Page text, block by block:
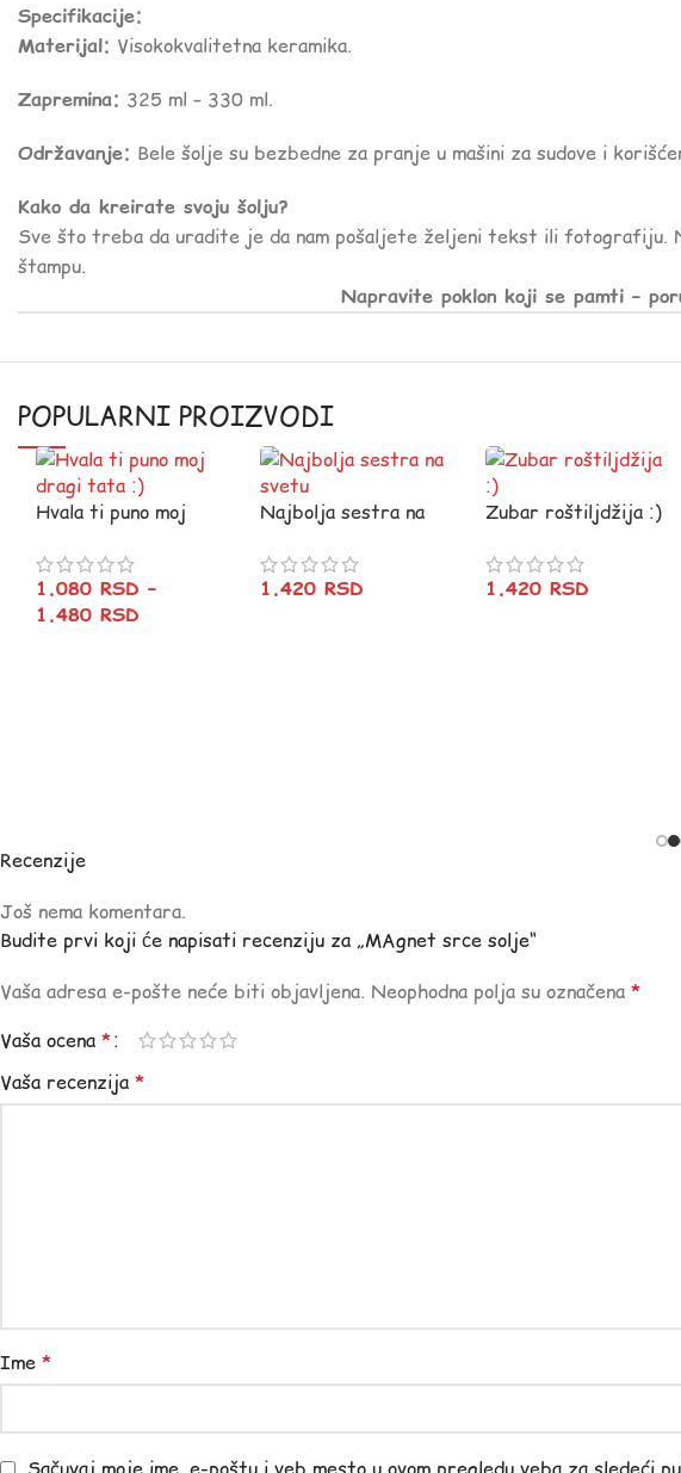
Specifikacije:
Materijal: Visokokvalitetna keramika.
Zapremina: 325 ml – 330 ml.
Održavanje: Bele šolje su bezbedne za pranje u mašini za sudove i
Kako da kreirate svoju šolju?
Sve što treba da uradite je da nam pošaljete željeni tekst ili fotografiju.
štampu.
Napravite poklon koji se pamti –
POPULARNI PROIZVODI
Hvala ti puno moj
1.080 RSD –
1.480 RSD
Najbolja sestra na
1.420RSD
Zubar roštiljdžija :)
1.420 RSD
Recenzije
Još nema komentara.
Budite prvi koji će napisati recenziju za „MAgnet srce solje“
Vaša adresa e-pošte neće biti objavljena. Neophodna polja su označena *
Vaša ocena *
Vaša recenzija *
Ime *
Sačuvaj moje ime, e-poštu i veb mesto u ovom pregledu veba za sledeći